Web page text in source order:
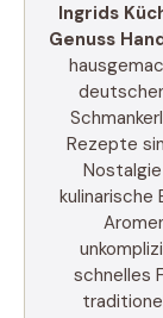
Ingrids
Genuss
Rezepte
kulinarische
schnelles